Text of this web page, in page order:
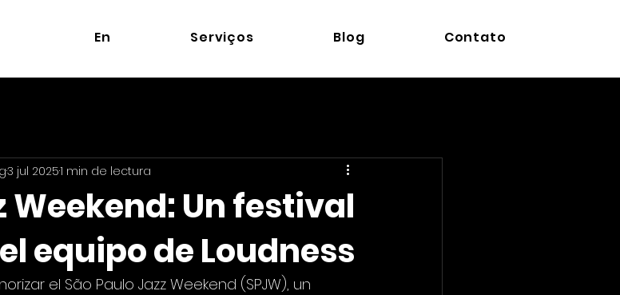
En Serviços Blog Contato
Weekend: Un festival
equipo de Loudness
3 jul 20251 min de lectura
el São Paulo Jazz Weekend (SPJW), un